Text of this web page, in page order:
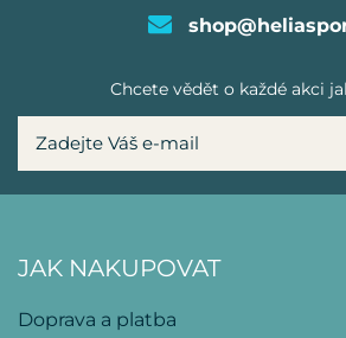
Chcete vědět o každé akci
JAK NAKUPOVAT
Doprava a platba